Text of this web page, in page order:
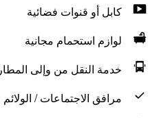
كابل أو قنوات فضائية
لوازم استحمام مجانية
خدمة النقل من وإلى المطار
مرافق الاجتماعات / الولائم